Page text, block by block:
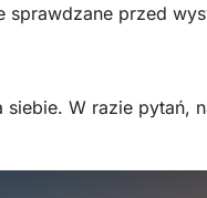
przed
W razie pytań,